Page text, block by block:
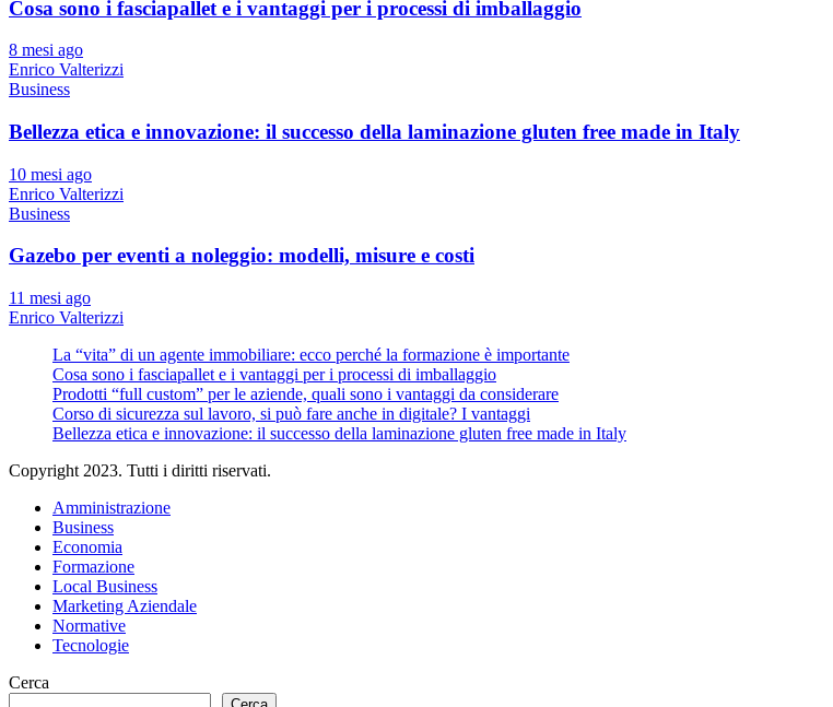
Cosa sono i fasciapallet e i vantaggi per i processi di imballaggio
8 mesi ago
Enrico Valterizzi
Business
Bellezza etica e innovazione: il successo della laminazione gluten free made in Italy
10 mesi ago
Enrico Valterizzi
Business
Gazebo per eventi a noleggio: modelli, misure e costi
11 mesi ago
Enrico Valterizzi
La “vita” di un agente immobiliare: ecco perché la formazione è importante
Cosa sono i fasciapallet e i vantaggi per i processi di imballaggio
Prodotti “full custom” per le aziende, quali sono i vantaggi da considerare
Corso di sicurezza sul lavoro, si può fare anche in digitale? I vantaggi
Bellezza etica e innovazione: il successo della laminazione gluten free made in Italy
Copyright 2023. Tutti i diritti riservati.
Amministrazione
Business
Economia
Formazione
Local Business
Marketing Aziendale
Normative
Tecnologie
Cerca